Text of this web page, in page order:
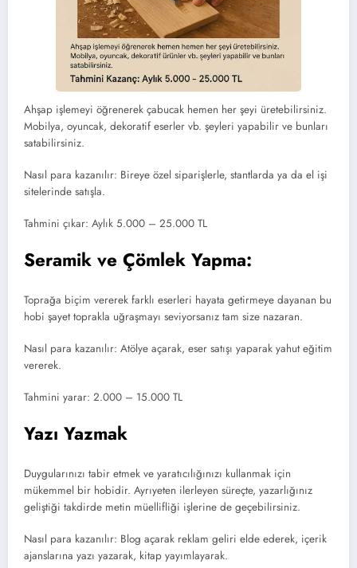
Ahşap işlemeyi öğrenerek çabucak hemen her şeyi üretebilirsiniz.
Mobilya, oyuncak, dekoratif eserler vb. şeyleri yapabilir ve bunları
satabilirsiniz.
Nasıl para kazanılır: Bireye özel siparişlerle, stantlarda ya da el işi
sitelerinde satışla.
Tahmini çıkar: Aylık 5.000 – 25.000 TL
Seramik ve Çömlek Yapma:
Toprağa biçim vererek farklı eserleri hayata getirmeye dayanan bu
hobi şayet toprakla uğraşmayı seviyorsanız tam size nazaran.
Nasıl para kazanılır: Atölye açarak, eser satışı yaparak yahut eğitim
vererek.
Tahmini yarar: 2.000 – 15.000 TL
Yazı Yazmak
Duygularınızı tabir etmek ve yaratıcılığınızı kullanmak için
mükemmel bir hobidir. Ayrıyeten ilerleyen süreçte, yazarlığınız
geliştiği takdirde metin müellifliği işlerine de geçebilirsiniz.
Nasıl para kazanılır: Blog açarak reklam geliri elde ederek, içerik
ajanslarına yazı yazarak, kitap yayımlayarak.